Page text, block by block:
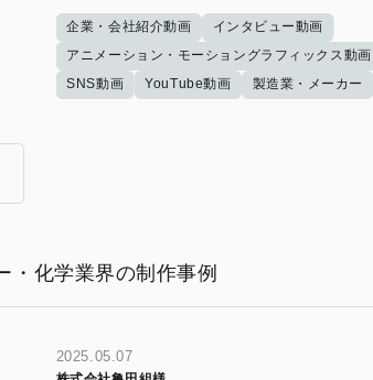
企業・会社紹介動画
インタビュー動画
アニメーション・モーショングラフィックス動画
SNS動画
YouTube動画 製造業・メーカー
・化学業界の制作事例
2025.05.07